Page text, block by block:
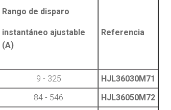
Rango de disparo
instantáneo ajustable
(A)
Referencia
9 - 325
HJL36030M71
84 - 546
HJL36050M72